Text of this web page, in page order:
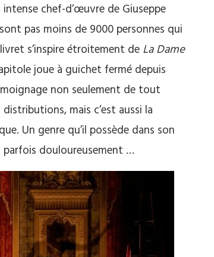
intense chef-d’œuvre de Giuseppe
pas moins de 9000 personnes qui
s’inspire étroitement deLa Dame
joue à guichet fermé depuis
non seulement de tout
distributions, mais c’est aussi la
Un genre qu’il possède dans son
parfois douloureusement …